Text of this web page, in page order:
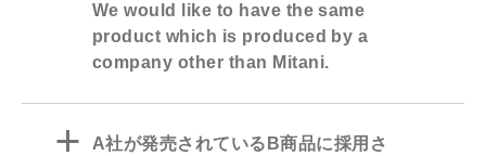
We would like to have the same
product which is produced by a
company other than Mitani.
a
A社が発売されているB商品に採用さ